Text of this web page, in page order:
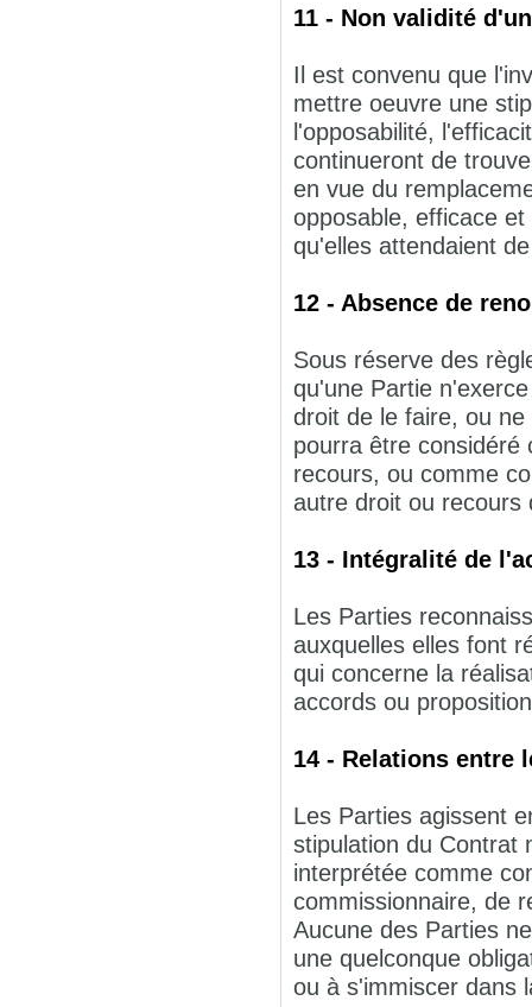
11 - Non validité
Il est convenu que
mettre oeuvre une
l'opposabilité,
continueront de
en vue du
opposable, efficace
qu'elles attendaient
12 - Absence de
Sous réserve des
qu'une Partie
droit de le faire, ou
pourra être considéré
recours, ou comme
autre droit ou recours
13 - Intégralité de
Les Parties
auxquelles elles font
qui concerne la
accords ou
14 - Relations entre
Les Parties agissent
stipulation du Contrat
interprétée comme
commissionnaire, de
Aucune des Parties
une quelconque
ou à s'immiscer dans